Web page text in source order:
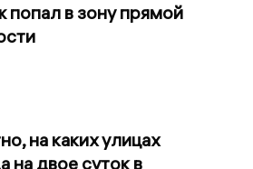
в зону прямой
на каких улицах
на двое суток в